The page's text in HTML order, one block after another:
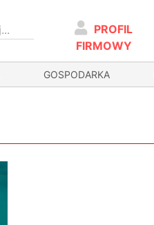
PROFIL
FIRMOWY
GOSPODARKA